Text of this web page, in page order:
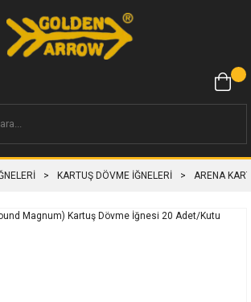
KARTUŞ DÖVME İĞNELERİ ARENA